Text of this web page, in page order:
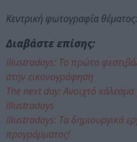
Κεντρική φωτογραφία
Διαβάστε επίσης:
illustradays: Το πρώτο
στην εικονογράφηση
The next day: Ανοιχτό
illustradays
illustradays: Τα δημιουργικά
προγράμματος!